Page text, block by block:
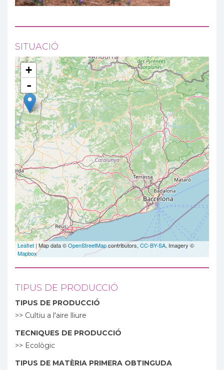
SITUACIÓ
+
-
Leaflet| Map data ©OpenStreetMapcontributors,CC-BY-SA, Imagery ©
Mapbox
TIPUS DE PRODUCCIÓ
TIPUS DE PRODUCCIÓ
>> Cultiu a l'aire lliure
TECNIQUES DE PRODUCCIÓ
>> Ecològic
TIPUS DE MATÈRIA PRIMERA OBTINGUDA